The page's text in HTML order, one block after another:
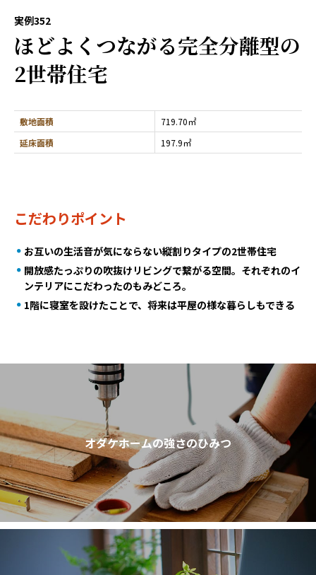
実例352
ほどよくつながる完全分離型の
2世帯住宅
敷地面積
719.70㎡
延床面積
197.9㎡
こだわりポイント
お互いの生活音が気にならない縦割りタイプの2世帯住宅
開放感たっぷりの吹抜けリビングで繋がる空間。それぞれのイ
ンテリアにこだわったのもみどころ。
1階に寝室を設けたことで、将来は平屋の様な暮らしもできる
オダケホームの強さのひみつ